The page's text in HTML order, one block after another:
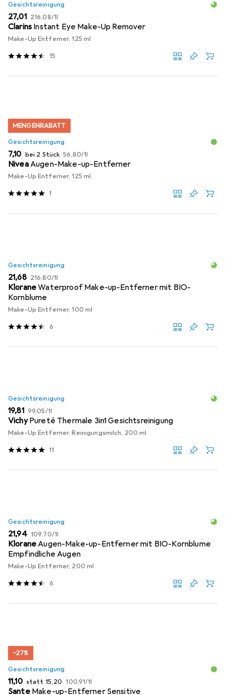
Gesichtsreinigung
EUR
27,01 EUR
216,08/1l
Clarins Instant Eye Make-Up Remover
Make-Up Entferner, 125 ml
15
MENGENRABATT
Gesichtsreinigung
EUR
7,10 bei 2 Stück EUR
56,80/1l
NiveaAugen-Make-up-Entferner
Make-Up Entferner, 125 ml
1
Gesichtsreinigung
EUR
21,68 EUR
216,80/1l
KloraneWaterproof Make-up-Entferner mit BIO-
Kornblume
Make-Up Entferner, 100 ml
6
Gesichtsreinigung
EUR
19,81 EUR
99,05/1l
Vichy Pureté Thermale 3in1 Gesichtsreinigung
Make-Up Entferner, Reinigungsmilch, 200 ml
11
Gesichtsreinigung
EUR
21,94 EUR
109,70/1l
KloraneAugen-Make-up-Entferner mit BIO-Kornblume
Empfindliche Augen
Make-Up Entferner, 200 ml
6
−27%
Gesichtsreinigung
EUR
11,10 statt EUR
15,20 EUR
100,91/1l
Sante Make-up-Entferner Sensitive